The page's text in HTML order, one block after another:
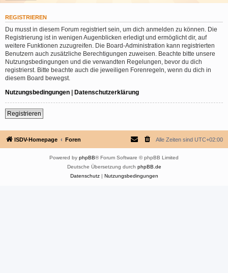
REGISTRIEREN
Du musst in diesem Forum registriert sein, um dich anmelden zu können. Die
Registrierung ist in wenigen Augenblicken erledigt und ermöglicht dir, auf
weitere Funktionen zuzugreifen. Die Board-Administration kann registrierten
Benutzern auch zusätzliche Berechtigungen zuweisen. Beachte bitte unsere
Nutzungsbedingungen und die verwandten Regelungen, bevor du dich
registrierst. Bitte beachte auch die jeweiligen Forenregeln, wenn du dich in
diesem Board bewegst.
Nutzungsbedingungen | Datenschutzerklärung
Registrieren
ISDV-Homepage Foren Alle Zeiten sind UTC+02:00
Powered by phpBB® Forum Software © phpBB Limited
Deutsche Übersetzung durch phpBB.de
Datenschutz| Nutzungsbedingungen